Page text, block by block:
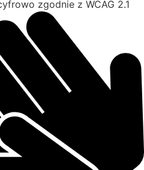
zgodnie z WCAG 2.1